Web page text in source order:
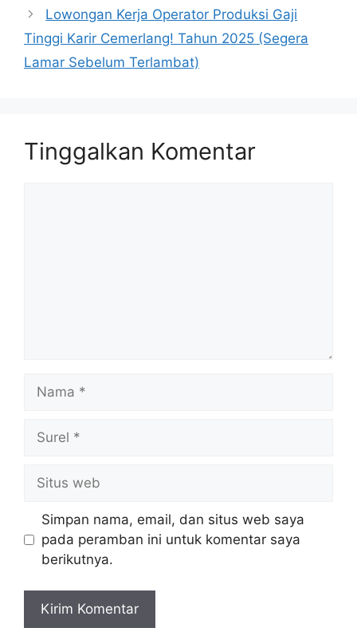
Lowongan Kerja Operator Produksi Gaji
Tinggi Karir Cemerlang! Tahun 2025 (Segera
Lamar Sebelum Terlambat)
Tinggalkan Komentar
Nama
Surel
Situs
web
Simpan nama, email, dan situs web saya
pada peramban ini untuk komentar saya
berikutnya.